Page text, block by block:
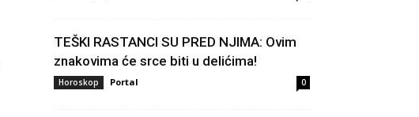
TEŠKI RASTANCI SU PRED NJIMA: Ovim
znakovima će srce biti u delićima!
Horoskop Portal 0